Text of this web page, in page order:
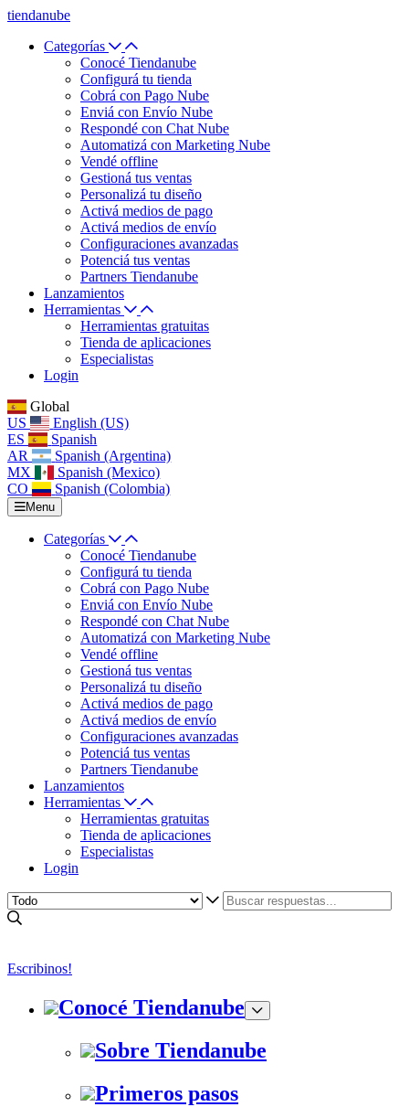
tiendanube
Categorías
Conocé Tiendanube
Configurá tu tienda
Cobrá con Pago Nube
Enviá con Envío Nube
Respondé con Chat Nube
Automatizá con Marketing Nube
Vendé offline
Gestioná tus ventas
Personalizá tu diseño
Activá medios de pago
Activá medios de envío
Configuraciones avanzadas
Potenciá tus ventas
Partners Tiendanube
Lanzamientos
Herramientas
Herramientas gratuitas
Tienda de aplicaciones
Especialistas
Login
Global
US
English (US)
ES
Spanish
AR
Spanish (Argentina)
MX
Spanish (Mexico)
CO
Spanish (Colombia)
Menu
Categorías
Conocé Tiendanube
Configurá tu tienda
Cobrá con Pago Nube
Enviá con Envío Nube
Respondé con Chat Nube
Automatizá con Marketing Nube
Vendé offline
Gestioná tus ventas
Personalizá tu diseño
Activá medios de pago
Activá medios de envío
Configuraciones avanzadas
Potenciá tus ventas
Partners Tiendanube
Lanzamientos
Herramientas
Herramientas gratuitas
Tienda de aplicaciones
Especialistas
Login
Escribinos!
Conocé Tiendanube
Sobre Tiendanube
Primeros pasos